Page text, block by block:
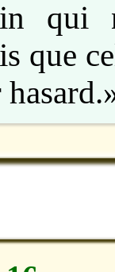
qui
que